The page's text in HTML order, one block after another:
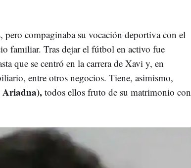
pero compaginaba su vocación deportiva con el
familiar. Tras dejar el fútbol en activo fue
que se centró en la carrera de Xavi y, en
entre otros negocios. Tiene, asimismo,
Ariadna), todos ellos fruto de su matrimonio con